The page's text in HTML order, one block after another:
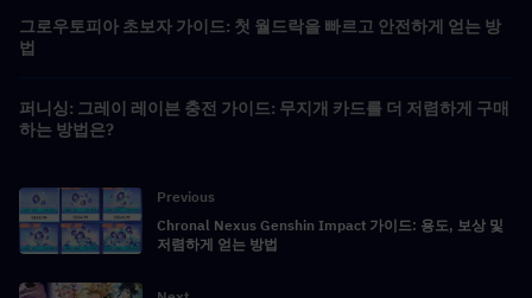
그로우토피아 초보자 가이드: 첫 월드락을 빠르고 안전하게 얻는 방
법
퍼니싱: 그레이 레이븐 충전 가이드: 무지개 카드를 더 저렴하게 구매
하는 방법은?
Previous
Chronal Nexus Genshin Impact 가이드: 용도, 보상 및
저렴하게 얻는 방법